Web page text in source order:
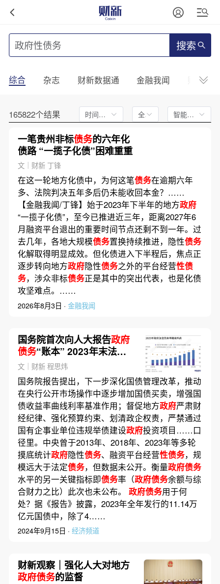
搜索
综合 杂志 财新数据通 金融我闻 财新
165822个结果 时间不限 全文 智能排序
一笔贵州非标债务的六年化
债路 “一揽子化债”困难重重
文｜财新 丁锋
在这一轮地方化债中，为何这笔债务在逾期六年
多、法院判决五年多后仍未能收回本金？……
【金融我闻/丁锋】始于2023年下半年的地方政府
“一揽子化债”，至今已推进近三年，距离2027年6
月融资平台退出的重要时间节点还剩不到一年。过
去几年，各地大规模债务置换持续推进，隐性债务
化解取得明显成效。但化债进入下半程后，焦点正
逐步转向地方政府隐性债务之外的平台经营性债
务，涉众非标债务正是其中的突出代表，也是化债
攻坚难点。……
2026年8月3日 · 金融我闻
国务院首次向人大报告政府
债务“账本” 2023年末法定
债务70.77万亿元
文｜财新 程思炜
国务院报告提出，下一步深化国债管理改革，推动
在央行公开市场操作中逐步增加国债买卖，增强国
债收益率曲线利率基准作用；督促地方政府严肃财
经纪律、强化预算约束、划清政企权责，严禁通过
国有企事业单位违规举债建设政府投资项目……口
径里。中央曾于2013年、2018年、2023年等多轮
摸底统计政府隐性债务、融资平台经营性债务，规
模远大于法定债务，但数据未公开。衡量政府债务
水平的另一关键指标即债务率（政府债务余额与综
合财力之比）此次也未公布。 政府债务用于何
处？据《报告》披露，2023年全年发行的11.14万
亿元国债中，除了4……
2024年9月15日 · 经济频道
财新观察｜强化人大对地方
政府债务的监督